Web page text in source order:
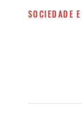
SOCIEDADE